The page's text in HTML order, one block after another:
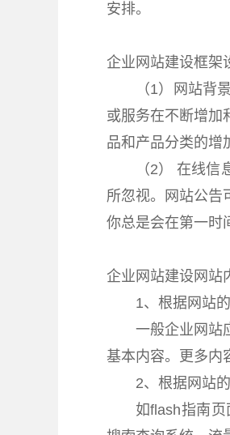
安排。
企业网站建设框架
（1）网站背
或服务在不断增加
品和产品分类的增
（2） 在线
所忽视。网站公告
你总是会在第一时
企业网站建设网站
1、根据网站
一般企业网站
基本内容。更多内
2、根据网站
如flash指南